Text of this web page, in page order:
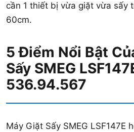
cần 1 thiết bị vừa giặt vừa sấy
60cm.
5 Điểm Nổi Bật
Sấy SMEG
536.94.567
Máy Giặt Sấy SMEG LSF147E